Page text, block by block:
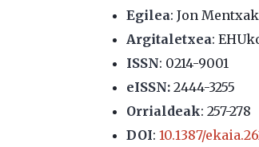
Egilea: Jon
Argitaletxea:
ISSN: 0214-9001
eISSN:2444-3255
Orrialdeak: 257-278
DOI:10.1387/